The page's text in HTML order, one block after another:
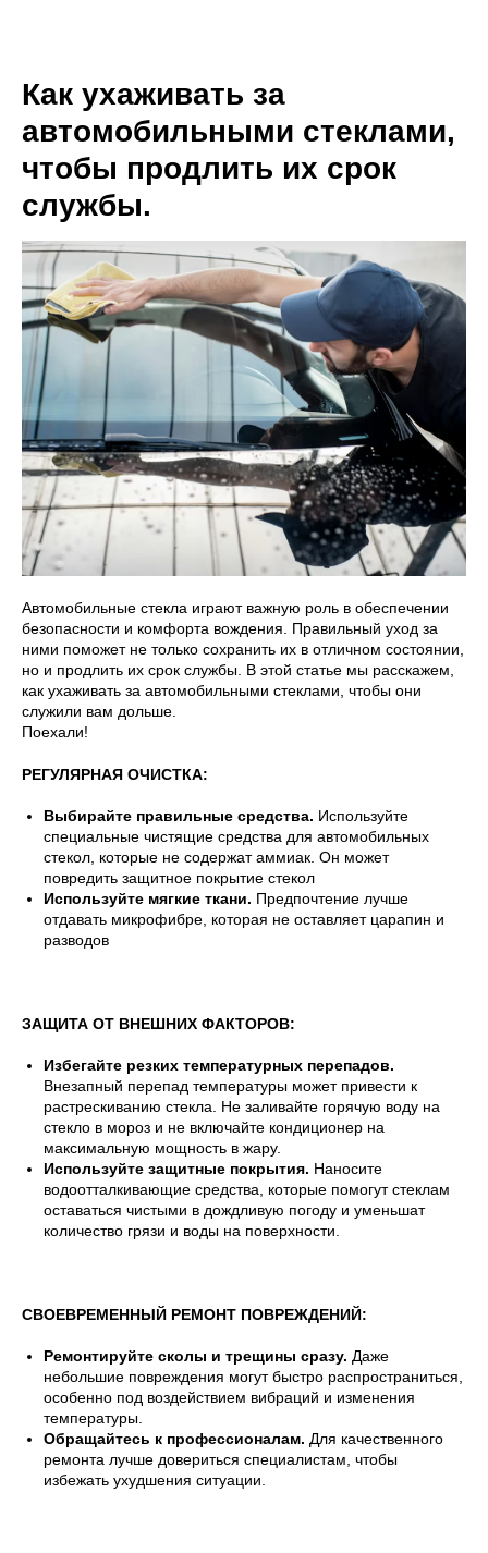
Как ухаживать за
автомобильными стеклами,
чтобы продлить их срок
службы.
Автомобильные стекла играют важную роль в обеспечении
безопасности и комфорта вождения. Правильный уход за
ними поможет не только сохранить их в отличном состоянии,
но и продлить их срок службы. В этой статье мы расскажем,
как ухаживать за автомобильными стеклами, чтобы они
служили вам дольше.
Поехали!
РЕГУЛЯРНАЯ ОЧИСТКА:
Выбирайте правильные средства. Используйте
специальные чистящие средства для автомобильных
стекол, которые не содержат аммиак. Он может
повредить защитное покрытие стекол
Используйте мягкие ткани. Предпочтение лучше
отдавать микрофибре, которая не оставляет царапин и
разводов
ЗАЩИТА ОТ ВНЕШНИХ ФАКТОРОВ:
Избегайте резких температурных перепадов.
Внезапный перепад температуры может привести к
растрескиванию стекла. Не заливайте горячую воду на
стекло в мороз и не включайте кондиционер на
максимальную мощность в жару.
Используйте защитные покрытия. Наносите
водоотталкивающие средства, которые помогут стеклам
оставаться чистыми в дождливую погоду и уменьшат
количество грязи и воды на поверхности.
СВОЕВРЕМЕННЫЙ РЕМОНТ ПОВРЕЖДЕНИЙ:
Ремонтируйте сколы и трещины сразу. Даже
небольшие повреждения могут быстро распространиться,
особенно под воздействием вибраций и изменения
температуры.
Обращайтесь к профессионалам. Для качественного
ремонта лучше довериться специалистам, чтобы
избежать ухудшения ситуации.